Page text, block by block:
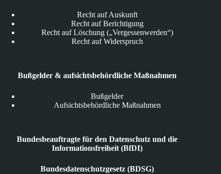
Recht auf Auskunft
Recht auf Berichtigung
Recht auf Löschung („Vergessenwerden“)
Recht auf Widerspruch
Bußgelder & aufsichtsbehördliche Maßnahmen
Bußgelder
Aufsichtsbehördliche Maßnahmen
Bundesbeauftragte für den Datenschutz und die
Informationsfreiheit (BfDI)
Bundesdatenschutzgesetz (BDSG)